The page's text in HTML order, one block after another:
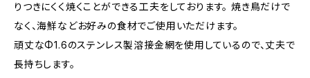
りつきにくく焼くことができる工夫をしております。 焼き鳥だけで
なく、海鮮などお好みの食材でご使用いただけます。
頑丈なΦ1.6のステンレス製溶接金網を使用しているので、丈夫で
長持ちします。